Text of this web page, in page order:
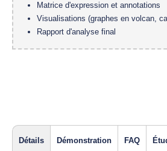
Matrice d'expression et annotations
Visualisations (graphes en volcan,
Rapport d'analyse final
Détails Démonstration FAQ